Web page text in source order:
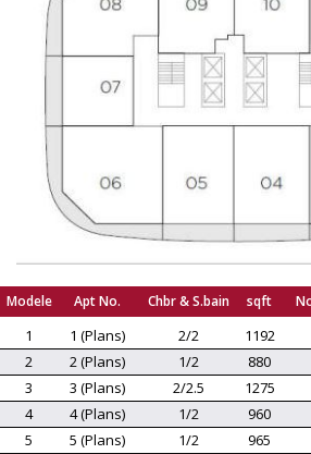
Modele Apt No. Chbr & S.bain sqft
1 1 (Plans) 2/2 1192
2
2 (Plans) 1/2 880
3
3 (Plans) 2/2.5 1275
4
4 (Plans) 1/2 960
5
5 (Plans) 1/2 965